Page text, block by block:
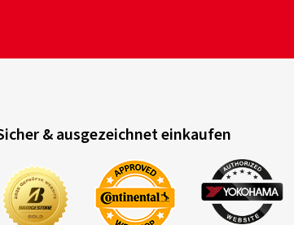
& ausgezeichnet einkaufen